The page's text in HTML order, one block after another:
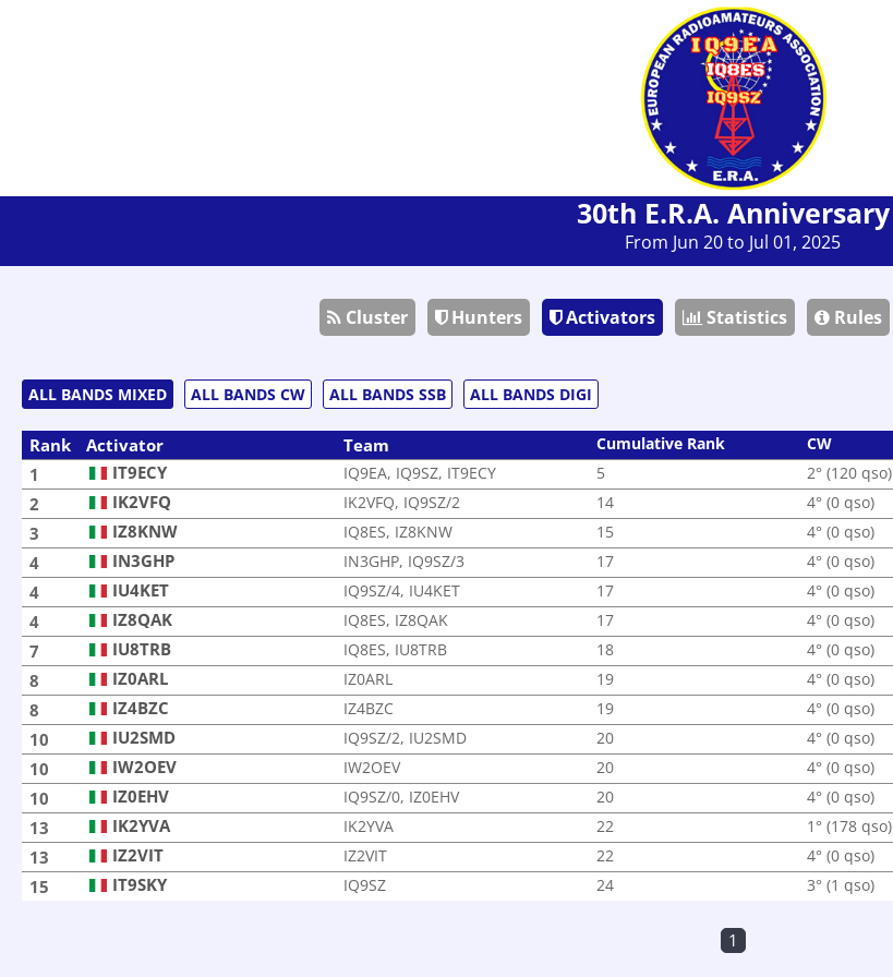
30th E.R.A. Anniversary
From Jun 20 to Jul 01, 2025
Cluster Hunters Activators Statistics Rules
ALL BANDS MIXED ALL BANDS CW ALL BANDS SSB ALL BANDS DIGI
Rank Activator Team Cumulative Rank CW
1 IT9ECY IQ9EA, IQ9SZ, IT9ECY 5 2° (120 qso)
2 IK2VFQ IK2VFQ, IQ9SZ/2 14 4° (0 qso)
3 IZ8KNW IQ8ES, IZ8KNW 15 4° (0 qso)
4 IN3GHP IN3GHP, IQ9SZ/3 17 4° (0 qso)
4 IU4KET IQ9SZ/4, IU4KET 17 4° (0 qso)
4 IZ8QAK IQ8ES, IZ8QAK 17 4° (0 qso)
7 IU8TRB IQ8ES, IU8TRB 18 4° (0 qso)
8 IZ0ARL IZ0ARL 19 4° (0 qso)
8 IZ4BZC IZ4BZC 19 4° (0 qso)
10 IU2SMD IQ9SZ/2, IU2SMD 20 4° (0 qso)
10 IW2OEV IW2OEV 20 4° (0 qso)
10 IZ0EHV IQ9SZ/0, IZ0EHV 20 4° (0 qso)
13 IK2YVA IK2YVA 22 1° (178 qso)
13 IZ2VIT IZ2VIT 22 4° (0 qso)
15 IT9SKY IQ9SZ 24 3° (1 qso)
1